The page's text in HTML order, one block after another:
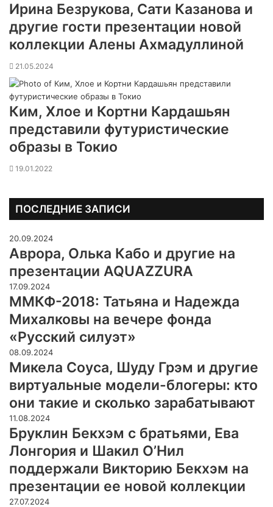
Ирина Безрукова, Сати Казанова и
другие гости презентации новой
коллекции Алены Ахмадуллиной
21.05.2024
Ким, Хлое и Кортни Кардашьян
представили футуристические
образы в Токио
19.01.2022
ПОСЛЕДНИЕ ЗАПИСИ
20.09.2024
Аврора, Олька Кабо и другие на
презентации AQUAZZURA
17.09.2024
ММКФ-2018: Татьяна и Надежда
Михалковы на вечере фонда
«Русский силуэт»
08.09.2024
Микела Соуса, Шуду Грэм и другие
виртуальные модели-блогеры: кто
они такие и сколько зарабатывают
11.08.2024
Бруклин Бекхэм с братьями, Ева
Лонгория и Шакил О’Нил
поддержали Викторию Бекхэм на
презентации ее новой коллекции
27.07.2024